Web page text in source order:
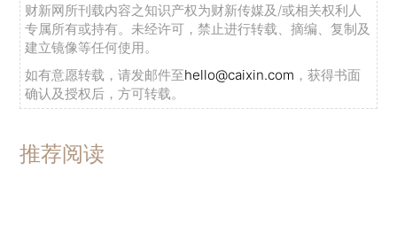
财新网所刊载内容之知识产权为财新传媒及/或相关权利人
专属所有或持有。未经许可，禁止进行转载、摘编、复制及
建立镜像等任何使用。
如有意愿转载，请发邮件至hello@caixin.com ，获得书面
确认及授权后，方可转载。
推荐阅读